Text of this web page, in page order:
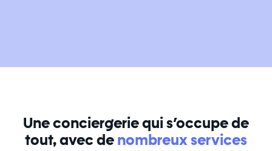
Une conciergerie qui s’occupe de
tout, avec denombreux services